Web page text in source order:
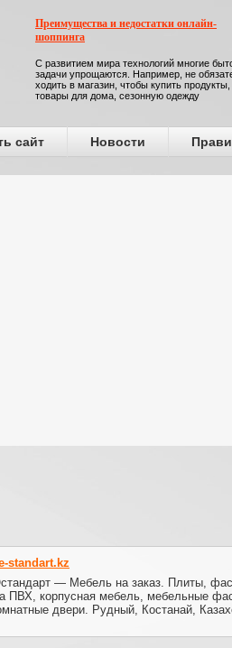
Преимущества и недостатки онлайн-
шоппинга
С развитием мира технологий многие
задачи упрощаются. Например, не
ходить в магазин, чтобы купить продукты,
товары для дома, сезонную одежду
сайт Новости
standart.kz
— Мебель на заказ. Плиты,
ПВХ, корпусная мебель, мебельные
двери. Рудный, Костанай,